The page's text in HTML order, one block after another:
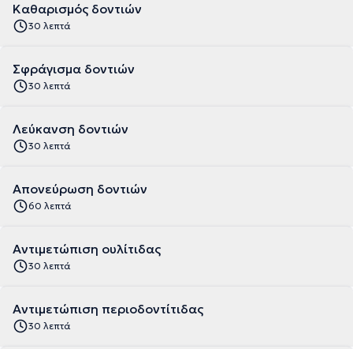
Καθαρισμός δοντιών
30 λεπτά
Σφράγισμα δοντιών
30 λεπτά
Λεύκανση δοντιών
30 λεπτά
Απονεύρωση δοντιών
60 λεπτά
Αντιμετώπιση ουλίτιδας
30 λεπτά
Αντιμετώπιση περιοδοντίτιδας
30 λεπτά